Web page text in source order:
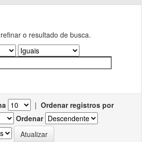
o resultado de busca.
| Ordenar registros por
Ordenar